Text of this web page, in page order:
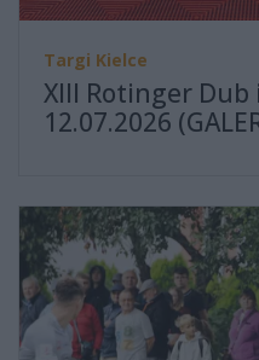
Targi Kielce
XIII Rotinger Dub it
12.07.2026